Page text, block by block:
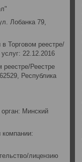
Лобанка 79,
в Торговом реестре/
22.12.2016
реестре/Реестре
Республика
орган: Минский
компании:
лицензию